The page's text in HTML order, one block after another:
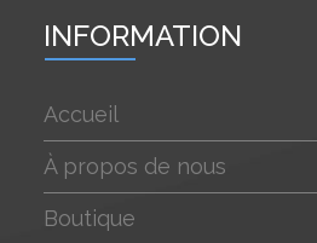
INFORMATION
Accueil
À propos de nous
Boutique